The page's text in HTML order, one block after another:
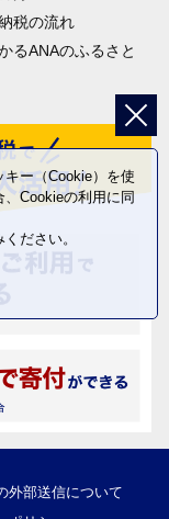
税の流れ
るANAのふるさと
外部送信について
ー（Cookie）を使
Cookieの利用に同
ださい。